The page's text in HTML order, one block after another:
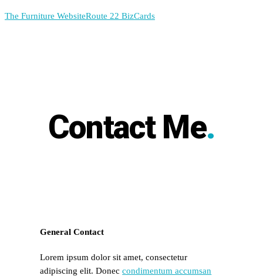
The Furniture WebsiteRoute 22 BizCards
Contact Me.
General Contact
Lorem ipsum dolor sit amet, consectetur
adipiscing elit. Doneccondimentum accumsan